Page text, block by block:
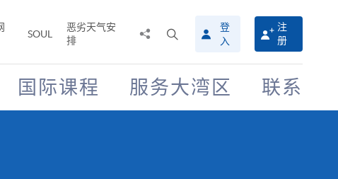
SOUL
恶劣天气安
排
搜
寻
介
面
登
入
注
册
国际课程 服务大湾区 联系